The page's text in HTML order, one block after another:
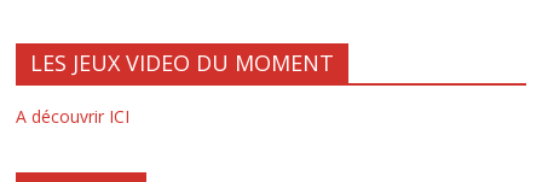
LES JEUX VIDEO DU MOMENT
A découvrir ICI